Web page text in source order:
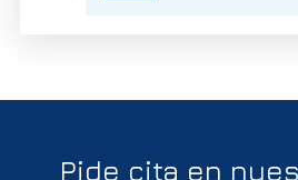
Pide cita en